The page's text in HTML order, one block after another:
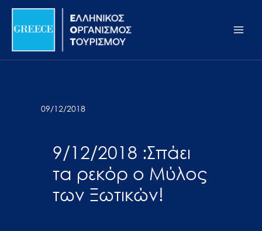
Σημείωση:
ιστότοπος
προσβασιμότητας.
Μετάβαση
περιεχόμενο
09/12/2018
9/12/2018 :Σπάει
τα ρεκόρ ο Μύλος
των Ξωτικών!